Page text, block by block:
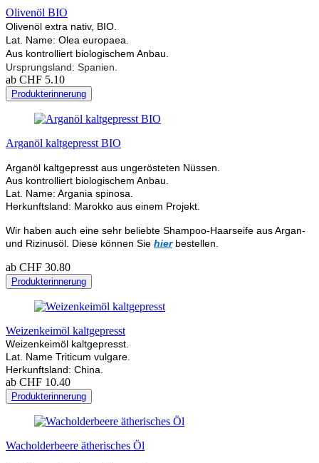
Olivenöl BIO
Olivenöl extra nativ, BIO.
Lat. Name: Olea europaea.
Aus kontrolliert biologischem Anbau.
Ursprungsland: Spanien.
ab CHF 5.10
Produkterinnerung
Arganöl kaltgepresst BIO
Arganöl kaltgepresst aus ungerösteten Nüssen.
Aus kontrolliert biologischem Anbau.
Lat. Name: Argania spinosa.
Herkunftsland: Marokko aus einem Projekt.
Wir haben auch eine sehr beliebte Shampoo-Haarseife aus Argan-
und Rizinusöl. Diese können Sie hierbestellen.
ab CHF 30.80
Produkterinnerung
Weizenkeimöl kaltgepresst
Weizenkeimöl kaltgepresst.
Lat. Name Triticum vulgare.
Herkunftsland: China.
ab CHF 10.40
Produkterinnerung
Wacholderbeere ätherisches Öl